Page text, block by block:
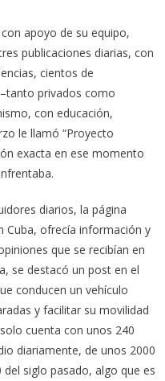
apoyo de su equipo,
publicaciones diarias, con
cientos de
privados como
con educación,
le llamó “Proyecto
exacta en ese momento
diarios, la página
Cuba, ofrecía información y
que se recibían en
se destacó un post en el
conducen un vehículo
y facilitar su movilidad
cuenta con unos 240
diariamente, de unos 2000
siglo pasado, algo que es